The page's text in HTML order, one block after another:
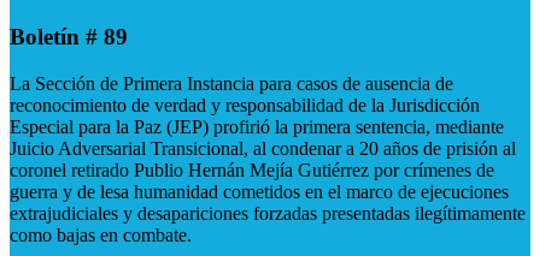
Boletín # 89
La Sección de Primera Instancia para casos de ausencia de
reconocimiento de verdad y responsabilidad de la Jurisdicción
Especial para la Paz (JEP) profirió la primera sentencia, mediante
Juicio Adversarial Transicional, al condenar a 20 años de prisión al
coronel retirado Publio Hernán Mejía Gutiérrez por crímenes de
guerra y de lesa humanidad cometidos en el marco de ejecuciones
extrajudiciales y desapariciones forzadas presentadas ilegítimamente
como bajas en combate.